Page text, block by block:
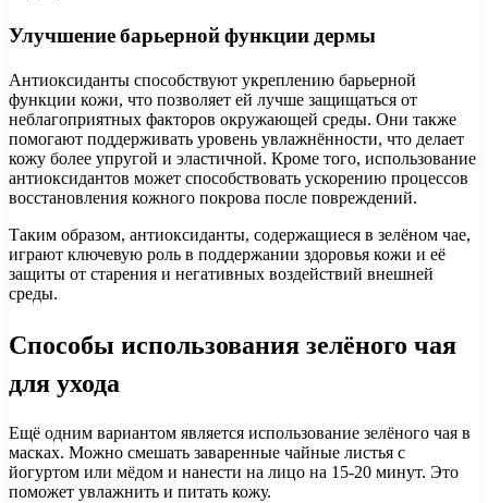
Улучшение барьерной функции дермы
Антиоксиданты способствуют укреплению барьерной
функции кожи, что позволяет ей лучше защищаться от
неблагоприятных факторов окружающей среды. Они также
помогают поддерживать уровень увлажнённости, что делает
кожу более упругой и эластичной. Кроме того, использование
антиоксидантов может способствовать ускорению процессов
восстановления кожного покрова после повреждений.
Таким образом, антиоксиданты, содержащиеся в зелёном чае,
играют ключевую роль в поддержании здоровья кожи и её
защиты от старения и негативных воздействий внешней
среды.
Способы использования зелёного чая
для ухода
Ещё одним вариантом является использование зелёного чая в
масках. Можно смешать заваренные чайные листья с
йогуртом или мёдом и нанести на лицо на 15-20 минут. Это
поможет увлажнить и питать кожу.